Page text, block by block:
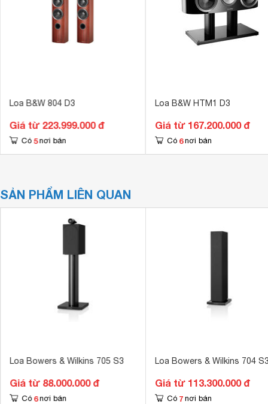
Loa B&W 804 D3
Giá từ 223.999.000 đ
Có 5 nơi bán
Loa B&W HTM1 D3
Giá từ 167.200.000 đ
Có 6 nơi bán
SẢN PHẨM LIÊN QUAN
Loa Bowers & Wilkins 705 S3
Giá từ 88.000.000 đ
Có 6 nơi bán
Loa Bowers & Wilkins 704
Giá từ 113.300.000 đ
Có 7 nơi bán